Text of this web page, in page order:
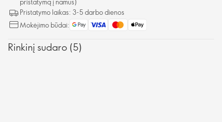
Pristatymo laikas: 3-5 darbo dienos
Mokėjimo būdai:
Rinkinį sudaro (5)